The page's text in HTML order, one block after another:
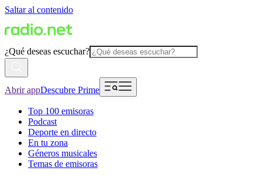
Saltar al contenido
¿Qué deseas escuchar?
Abrir appDescubre Prime
Top 100 emisoras
Podcast
Deporte en directo
En tu zona
Géneros musicales
Temas de emisoras